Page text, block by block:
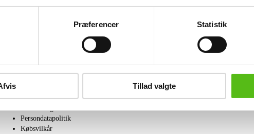
Præferencer Statistik
Tillad valgte
nyhedsbrev og modtag nyheder samt tilbud direkte i din email.
Levering
Persondatapolitik
Købsvilkår